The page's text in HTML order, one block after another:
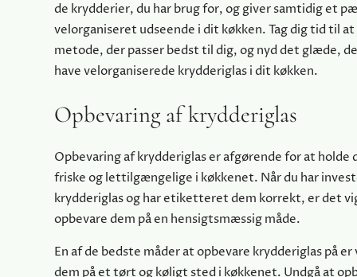
de krydderier, du har brug for, og giver samtidig et
velorganiseret udseende i dit køkken. Tag dig tid til
metode, der passer bedst til dig, og nyd det glæde,
have velorganiserede krydderiglas i dit køkken.
Opbevaring af krydderiglas
Opbevaring af krydderiglas er afgørende for at holde
friske og lettilgængelige i køkkenet. Når du har
krydderiglas og har etiketteret dem korrekt, er det
opbevare dem på en hensigtsmæssig måde.
En af de bedste måder at opbevare krydderiglas på
dem på et tørt og køligt sted i køkkenet. Undgå at